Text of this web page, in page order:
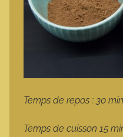
Temps de repos : 30
Temps de cuisson 15